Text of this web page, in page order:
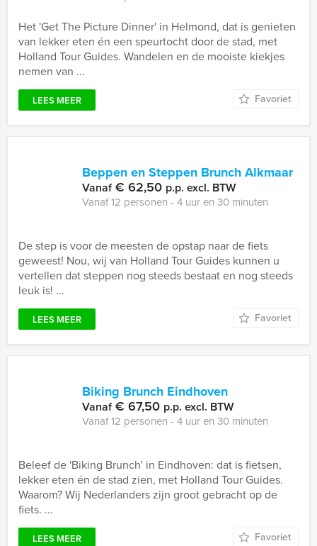
Het 'Get The Picture Dinner' in Helmond, dat is genieten
van lekker eten én een speurtocht door de stad, met
Holland Tour Guides. Wandelen en de mooiste kiekjes
nemen van ...
LEES MEER Favoriet
Beppen en Steppen Brunch Alkmaar
Vanaf€ 62,50 p.p. excl. BTW
Vanaf 12 personen ‐ 4 uur en 30 minuten
De step is voor de meesten de opstap naar de fiets
geweest! Nou, wij van Holland Tour Guides kunnen u
vertellen dat steppen nog steeds bestaat en nog steeds
leuk is! ...
LEES MEER Favoriet
Biking Brunch Eindhoven
Vanaf€ 67,50 p.p. excl. BTW
Vanaf 12 personen ‐ 4 uur en 30 minuten
Beleef de 'Biking Brunch' in Eindhoven: dat is fietsen,
lekker eten én de stad zien, met Holland Tour Guides.
Waarom? Wij Nederlanders zijn groot gebracht op de
fiets. ...
LEES MEER Favoriet